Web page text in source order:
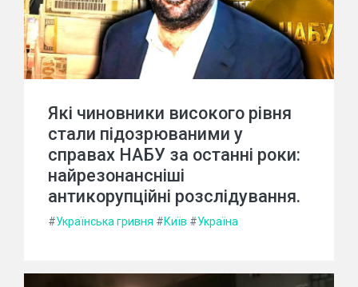
Які чиновники високого рівня
стали підозрюваними у
справах НАБУ за останні роки:
найрезонансніші
антикорупційні розслідування.
#Українська гривня #Київ #Україна